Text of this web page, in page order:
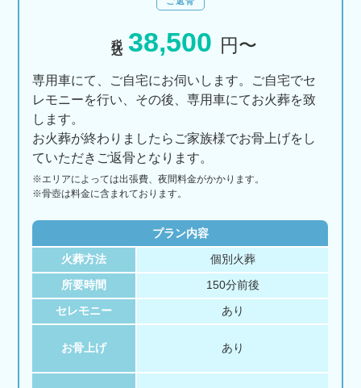
38,500 円〜
専用車にて、ご自宅にお伺いします。ご自宅でセ
レモニーを行い、その後、専用車にてお火葬を致
します。
お火葬が終わりましたらご家族様でお骨上げをし
ていただきご返骨となります。
※エリアによっては出張費、夜間料金がかかります。
※骨壺は料金に含まれております。
プラン内容
火葬方法 個別火葬
所要時間 150分前後
セレモニー あり
お骨上げ あり